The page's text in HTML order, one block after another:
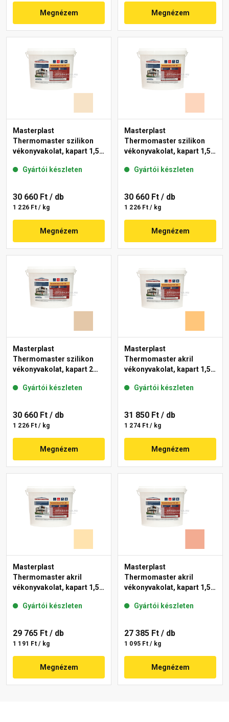
Megnézem Megnézem
Masterplast
Thermomaster szilikon
vékonyvakolat, kapart 1,5
Gyártói készleten
30 660 Ft / db
1 226 Ft / kg
Megnézem
Masterplast
Thermomaster szilikon
vékonyvakolat, kapart 1,5
Gyártói készleten
30 660 Ft / db
1 226 Ft / kg
Megnézem
Masterplast
Thermomaster szilikon
vékonyvakolat, kapart 2
Gyártói készleten
30 660 Ft / db
1 226 Ft / kg
Megnézem
Masterplast
Thermomaster akril
vékonyvakolat, kapart 1,5
Gyártói készleten
31 850 Ft / db
1 274 Ft / kg
Megnézem
Masterplast
Thermomaster akril
vékonyvakolat, kapart 1,5
Gyártói készleten
29 765 Ft / db
1 191 Ft / kg
Megnézem
Masterplast
Thermomaster akril
vékonyvakolat, kapart 1,5
Gyártói készleten
27 385 Ft / db
1 095 Ft / kg
Megnézem